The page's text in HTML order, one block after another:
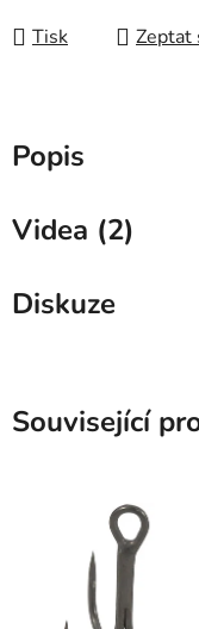
Tisk Zeptat
Popis
Videa (2)
Diskuze
Související